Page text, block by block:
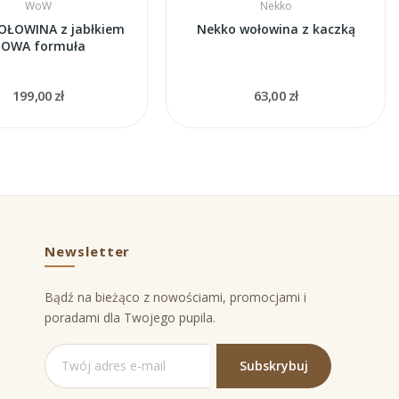
WoW
z jabłkiem
formuła
199,00 zł
Nekko
Nekko wołowina z kaczką
63,00 zł
Newsletter
Bądź na bieżąco z nowościami, promocjami i
poradami dla Twojego pupila.